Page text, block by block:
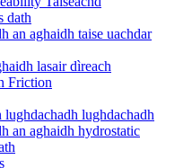
dath
an aghaidh taise uachdar
lasair dìreach
Friction
lughdachadh lughdachadh
an aghaidh hydrostatic